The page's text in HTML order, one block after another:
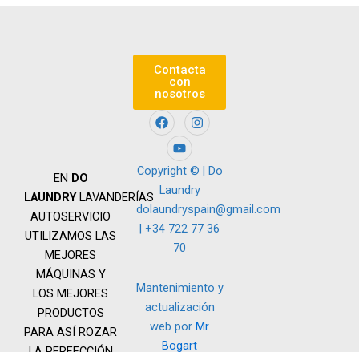
EN DO
LAUNDRYLAVANDERÍAS
AUTOSERVICIO
UTILIZAMOS LAS
MEJORES
MÁQUINAS Y
LOS MEJORES
PRODUCTOS
PARA ASÍ ROZAR
Contacta
con
nosotros
F
a
c
e
b
o
o
k
I
n
a
g
r
a
m
Y
o
u
t
u
b
e
Copyright © | Do
Laundry
dolaundryspain@gmail.com
| +34 722 77 36
70
Mantenimiento y
actualización
web por Mr
Bogart